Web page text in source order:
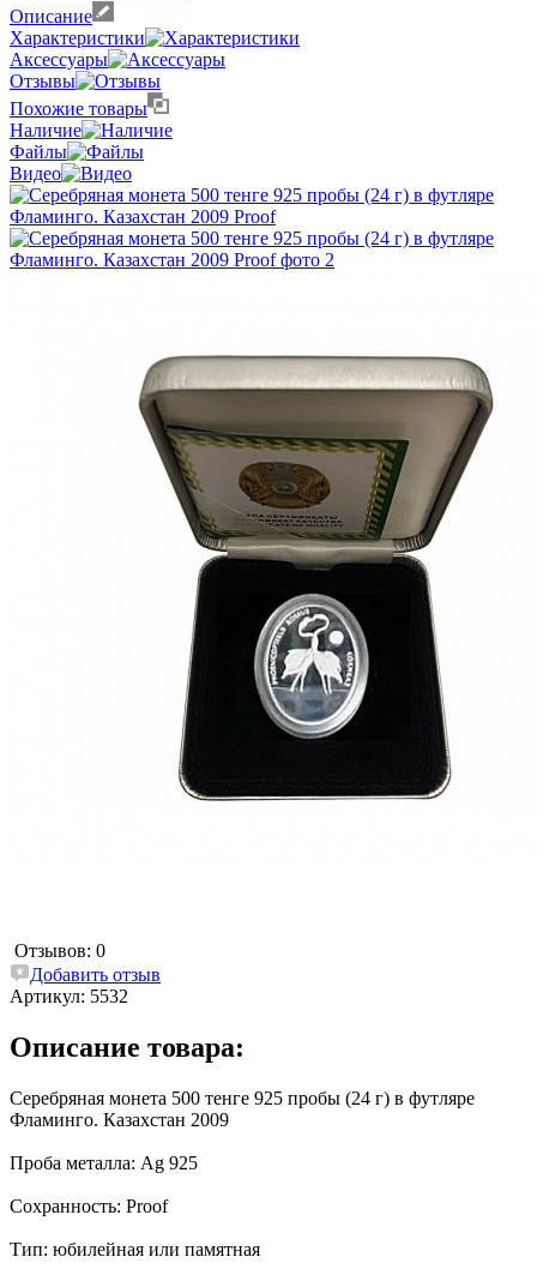
Описание
Характеристики
Аксессуары
Отзывы
Похожие товары
Наличие
Файлы
Видео
Отзывов: 0
Добавить отзыв
Артикул: 5532
Описание товара:
Серебряная монета 500 тенге 925 пробы (24 г) в футляре
Фламинго. Казахстан 2009
Проба металла: Ag 925
Сохранность: Proof
Тип: юбилейная или памятная